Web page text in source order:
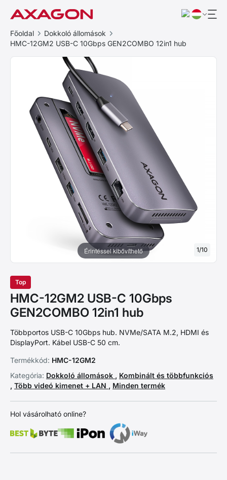
Főoldal
Dokkoló állomások
HMC-12GM2 USB-C 10Gbps GEN2COMBO 12in1 hub
Érintéssel kibővíthető 1/10
Top
HMC-12GM2 USB-C 10Gbps
GEN2COMBO 12in1 hub
Többportos USB-C 10Gbps hub. NVMe/SATA M.2, HDMI és
DisplayPort. Kábel USB-C 50 cm.
Termékkód: HMC-12GM2
Kategória: Dokkoló állomások , Kombinált és többfunkciós
, Több videó kimenet + LAN , Minden termék
Hol vásárolható online?